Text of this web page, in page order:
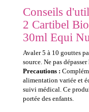
Conseils
2 Cartibel
30ml Equi
Avaler 5 à 10 gouttes
source. Ne pas
Precautions :
alimentation variée et
suivi médical. Ce
portée des enfants.